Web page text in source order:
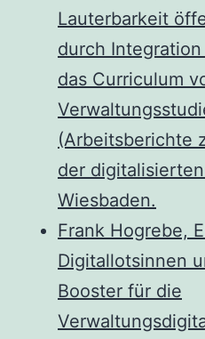
Lauterbarkeit
durch
das Curriculum
(Arbeitsberichte
der
Wiesbaden.
Frank Hogrebe,
Digitallotsinnen
Booster für die